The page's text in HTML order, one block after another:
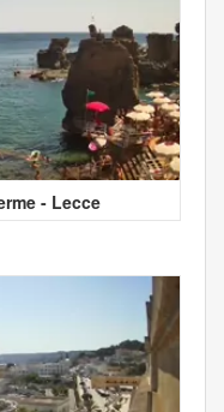
- Lecce